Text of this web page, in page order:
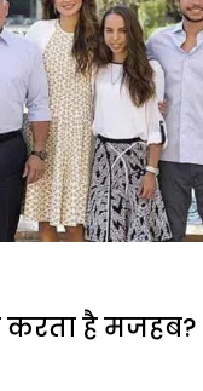
करता है मजहब?